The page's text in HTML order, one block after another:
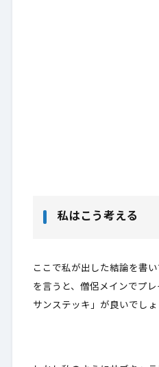
私はこう考える
ここで私が出した結論を書
を言うと、 僧侶メインでプ
サンステッキ」が良いでしょ